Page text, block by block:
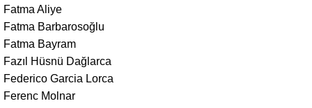
Fatma Aliye
Fatma Barbarosoğlu
Fatma Bayram
Fazıl Hüsnü Dağlarca
Federico Garcia Lorca
Ferenc Molnar